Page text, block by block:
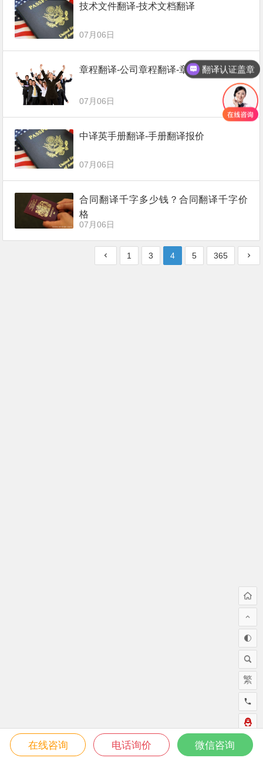
技术文件翻译-技术文档翻译
07月06日
章程翻译-公司章程翻译-章程翻译报价
07月06日
中译英手册翻译-手册翻译报价
07月06日
合同翻译千字多少钱？合同翻译千字价
格
07月06日
1 3 4 5 365
繁
翻译认证盖章
在线咨询 电话询价 微信咨询